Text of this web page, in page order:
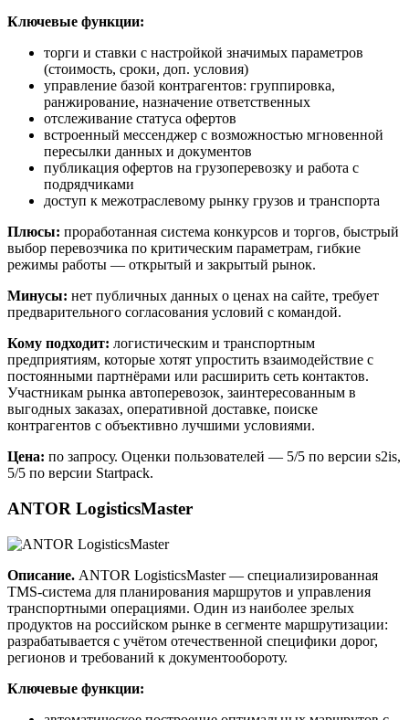
Ключевые функции:
торги и ставки с настройкой значимых параметров
(стоимость, сроки, доп. условия)
управление базой контрагентов: группировка,
ранжирование, назначение ответственных
отслеживание статуса офертов
встроенный мессенджер с возможностью мгновенной
пересылки данных и документов
публикация офертов на грузоперевозку и работа с
подрядчиками
доступ к межотраслевому рынку грузов и транспорта
Плюсы: проработанная система конкурсов и торгов, быстрый
выбор перевозчика по критическим параметрам, гибкие
режимы работы — открытый и закрытый рынок.
Минусы: нет публичных данных о ценах на сайте, требует
предварительного согласования условий с командой.
Кому подходит: логистическим и транспортным
предприятиям, которые хотят упростить взаимодействие с
постоянными партнёрами или расширить сеть контактов.
Участникам рынка автоперевозок, заинтересованным в
выгодных заказах, оперативной доставке, поиске
контрагентов с объективно лучшими условиями.
Цена: по запросу. Оценки пользователей — 5/5 по версии s2is,
5/5 по версии Startpack.
ANTOR LogisticsMaster
Описание. ANTOR LogisticsMaster — специализированная
TMS-система для планирования маршрутов и управления
транспортными операциями. Один из наиболее зрелых
продуктов на российском рынке в сегменте маршрутизации:
разрабатывается с учётом отечественной специфики дорог,
регионов и требований к документообороту.
Ключевые функции: